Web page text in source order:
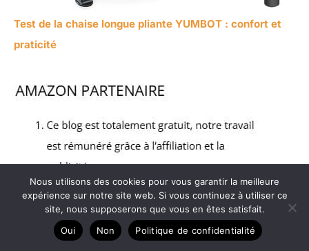
Test de la chaise longue pliante YUMBOT : confort et
praticité
Nous utilisons des cookies pour vous garantir la meilleure
expérience sur notre site web. Si vous continuez à utiliser ce
site, nous supposerons que vous en êtes satisfait.
Oui
Non Politique de confidentialité